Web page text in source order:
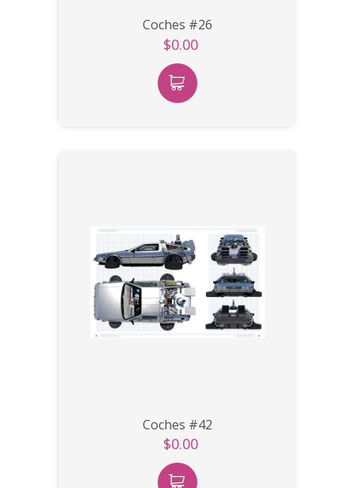
Coches #26
$0.00
Coches #42
$0.00